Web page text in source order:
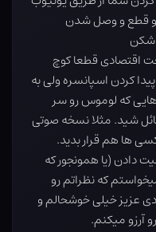
قطع و وصل شدن
شکن
اقتصادی قطعا کوچ
کردن اسپانسره ولی به
که لوموس رو سر
شید. مثلا نسخه صوتی
ها هم قرار بدید.
دادن (یا همونجور که
که نظراتم رو
عزیز خیلی خوشحالم و
آرزو میکنم.